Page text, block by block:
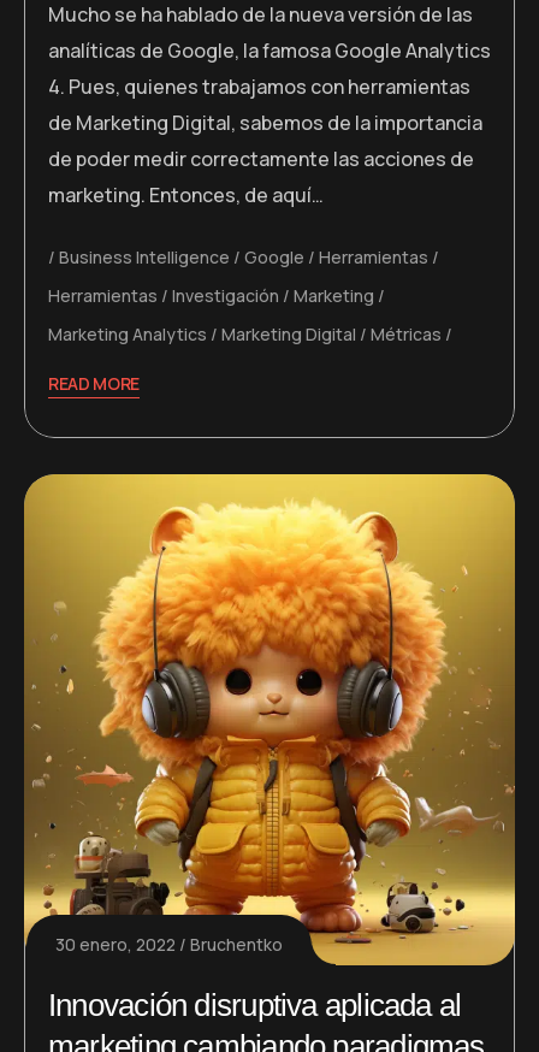
Mucho se ha hablado de la nueva versión de las
analíticas de Google, la famosa Google Analytics
4. Pues, quienes trabajamos con herramientas
de Marketing Digital, sabemos de la importancia
de poder medir correctamente las acciones de
marketing. Entonces, de aquí…
Business Intelligence Google
Herramientas
Herramientas
Investigación
Marketing
Marketing Analytics
Marketing Digital Métricas
READ MORE
30 enero, 2022 Bruchentko
Innovación disruptiva aplicada al